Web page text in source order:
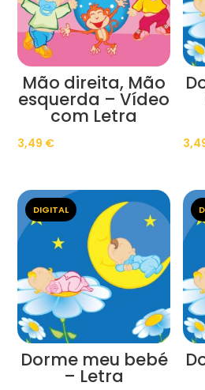
Mão direita, Mão
esquerda – Vídeo
com Letra
3,49 €
DIGITAL
Dorme meu bebé
– Letra